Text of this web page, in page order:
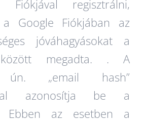
regisztrálni,
a Google Fiókjában az
jóváhagyásokat a
között megadta. . A
ún. „email hash”
azonosítja be a
Ebben az esetben a